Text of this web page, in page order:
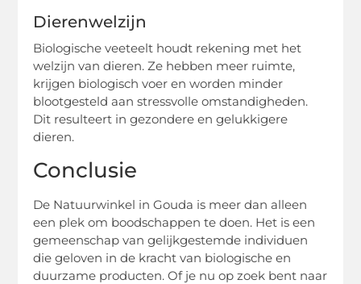
Dierenwelzijn
Biologische veeteelt houdt rekening met het
welzijn van dieren. Ze hebben meer ruimte,
krijgen biologisch voer en worden minder
blootgesteld aan stressvolle omstandigheden.
Dit resulteert in gezondere en gelukkigere
dieren.
Conclusie
De Natuurwinkel in Gouda is meer dan alleen
een plek om boodschappen te doen. Het is een
gemeenschap van gelijkgestemde individuen
die geloven in de kracht van biologische en
duurzame producten. Of je nu op zoek bent naar